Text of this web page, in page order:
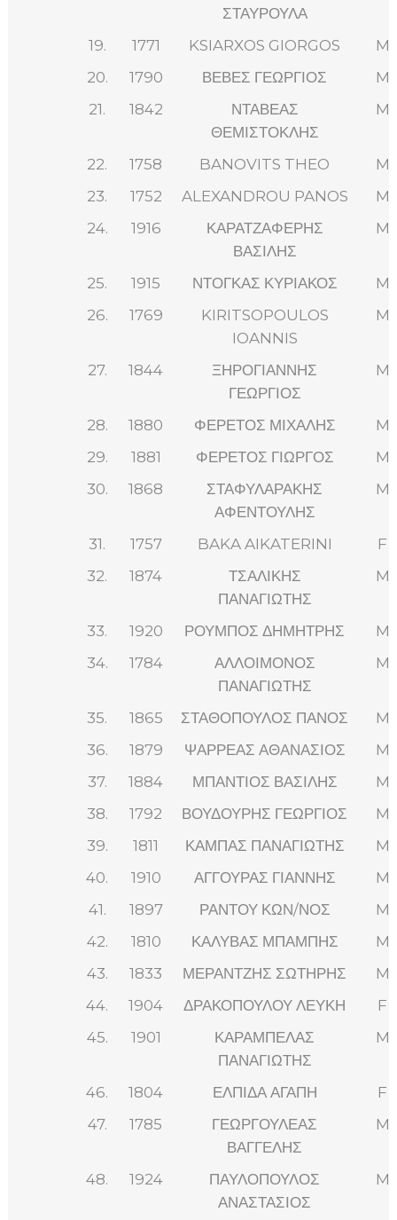
ΣΤΑΥΡΟΥΛΑ
19. 1771 KSIARXOS GIORGOS
M
20.
1790 ΒΕΒΕΣ ΓΕΩΡΓΙΟΣ
M
21.
1842
ΝΤΑΒΕΑΣ
ΘΕΜΙΣΤΟΚΛΗΣ
M
22. 1758 BANOVITS THEO
M
23.
1752 ALEXANDROU PANOS
M
24.
1916
ΚΑΡΑΤΖΑΦΕΡΗΣ
ΒΑΣΙΛΗΣ
M
25. 1915 ΝΤΟΓΚΑΣ ΚΥΡΙΑΚΟΣ
M
26.
1769
KIRITSOPOULOS
IOANNIS
M
27. 1844
ΞΗΡΟΓΙΑΝΝΗΣ
ΓΕΩΡΓΙΟΣ
M
28. 1880 ΦΕΡΕΤΟΣ ΜΙΧΑΛΗΣ
M
29.
1881 ΦΕΡΕΤΟΣ ΓΙΩΡΓΟΣ
M
30.
1868
ΣΤΑΦΥΛΑΡΑΚΗΣ
ΑΦΕΝΤΟΥΛΗΣ
M
31. 1757 BAKA AIKATERINI
F
32.
1874
ΤΣΑΛΙΚΗΣ
ΠΑΝΑΓΙΩΤΗΣ
M
33. 1920 ΡΟΥΜΠΟΣ ΔΗΜΗΤΡΗΣ
M
34.
1784
ΑΛΛΟΙΜΟΝΟΣ
ΠΑΝΑΓΙΩΤΗΣ
M
35. 1865 ΣΤΑΘΟΠΟΥΛΟΣ ΠΑΝΟΣ
M
36.
1879 ΨΑΡΡΕΑΣ ΑΘΑΝΑΣΙΟΣ
M
37.
1884 ΜΠΑΝΤΙΟΣ ΒΑΣΙΛΗΣ
M
38.
1792 ΒΟΥΔΟΥΡΗΣ ΓΕΩΡΓΙΟΣ
M
39.
1811 ΚΑΜΠΑΣ ΠΑΝΑΓΙΩΤΗΣ
M
40.
1910 ΑΓΓΟΥΡΑΣ ΓΙΑΝΝΗΣ
M
41.
1897 ΡΑΝΤΟΥ ΚΩΝ/ΝΟΣ
M
42.
1810 ΚΑΛΥΒΑΣ ΜΠΑΜΠΗΣ
M
43.
1833 ΜΕΡΑΝΤΖΗΣ ΣΩΤΗΡΗΣ
M
44.
1904 ΔΡΑΚΟΠΟΥΛΟΥ ΛΕΥΚΗ
F
45.
1901
ΚΑΡΑΜΠΕΛΑΣ
ΠΑΝΑΓΙΩΤΗΣ
M
46. 1804 ΕΛΠΙΔΑ ΑΓΑΠΗ
F
47.
1785
ΓΕΩΡΓΟΥΛΕΑΣ
ΒΑΓΓΕΛΗΣ
M
48. 1924
ΠΑΥΛΟΠΟΥΛΟΣ
ΑΝΑΣΤΑΣΙΟΣ
M